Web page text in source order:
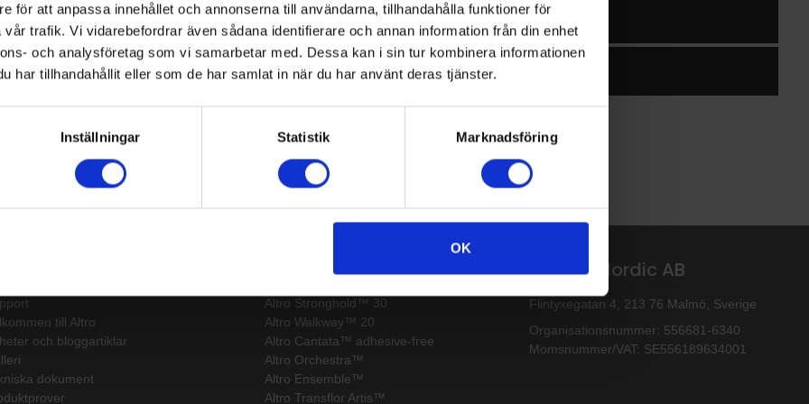
för att anpassa innehållet och annonserna till användarna, tillhandahålla funktioner för
trafik. Vi vidarebefordrar även sådana identifierare och annan information från din enhet
och analysföretag som vi samarbetar med. Dessa kan i sin tur kombinera informationen
har tillhandahållit eller som de har samlat in när du har använt deras tjänster.
Inställningar Statistik Marknadsföring
OK
Laboratorier
institutioner Transport
till Altro
och bloggartiklar
dokument
Senaste
Altro Stronghold™ 30
Altro Walkway™ 20
Altro Cantata™ adhesive‐free
Altro Orchestra™
Altro Ensemble™
Altro Transflor Artis™
Altro Nordic AB
Flintyxegatan 4, 213 76 Malmö, Sverige
Organisationsnummer: 556681-6340
Momsnummer/VAT: SE556189634001